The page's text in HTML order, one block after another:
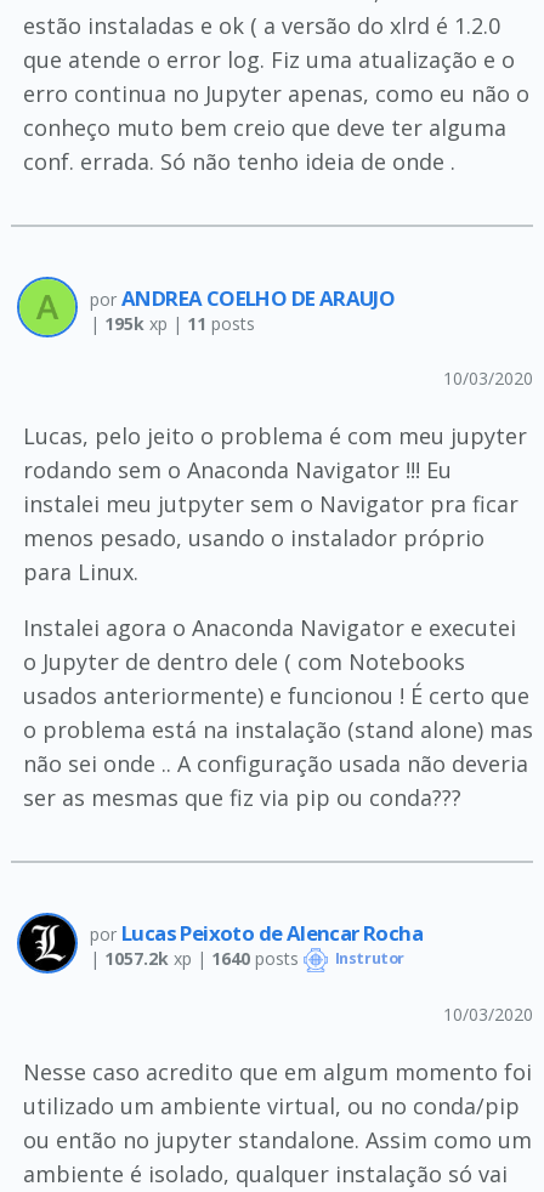
estão instaladas e ok ( a versão do xlrd é 1.2.0
que atende o error log. Fiz uma atualização e o
erro continua no Jupyter apenas, como eu não o
conheço muto bem creio que deve ter alguma
conf. errada. Só não tenho ideia de onde .
por ANDREA COELHO DE ARAUJO
| 195kxp | 11 posts
10/03/2020
Lucas, pelo jeito o problema é com meu jupyter
rodando sem o Anaconda Navigator !!! Eu
instalei meu jutpyter sem o Navigator pra ficar
menos pesado, usando o instalador próprio
para Linux.
Instalei agora o Anaconda Navigator e executei
o Jupyter de dentro dele ( com Notebooks
usados anteriormente) e funcionou ! É certo que
o problema está na instalação (stand alone) mas
não sei onde .. A configuração usada não deveria
ser as mesmas que fiz via pip ou conda???
por Lucas Peixoto de Alencar Rocha
| 1057.2k xp | 1640posts Instrutor
10/03/2020
Nesse caso acredito que em algum momento foi
utilizado um ambiente virtual, ou no conda/pip
ou então no jupyter standalone. Assim como um
ambiente é isolado, qualquer instalação só vai